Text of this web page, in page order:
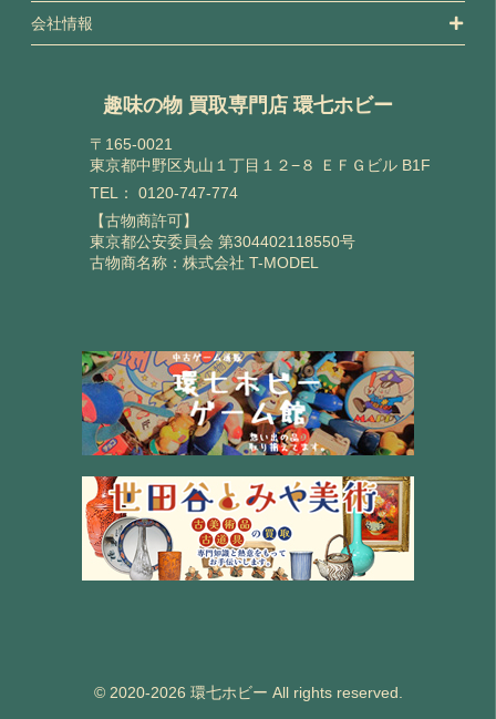
会社情報
趣味の物 買取専門店 環七ホビー
〒165-0021
東京都中野区丸山１丁目１２−８ ＥＦＧビル B1F
TEL： 0120-747-774
【古物商許可】
東京都公安委員会 第304402118550号
古物商名称：株式会社 T-MODEL
© 2020-2026 環七ホビー All rights reserved.